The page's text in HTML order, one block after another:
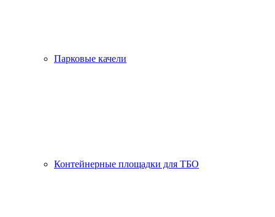
Парковые качели
Контейнерные площадки для ТБО